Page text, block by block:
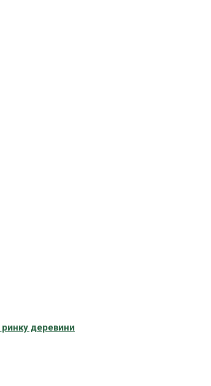
ринку деревини